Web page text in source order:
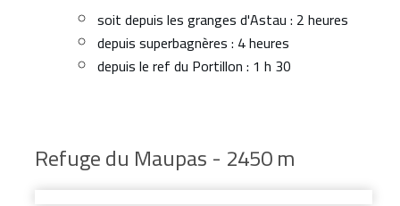
soit depuis les granges d'Astau : 2 heures
depuis superbagnères : 4 heures
depuis le ref du Portillon : 1 h 30
Refuge du Maupas - 2450 m